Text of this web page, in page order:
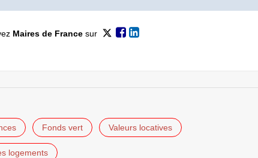
Maires de Francesur
Fonds vert Valeurs locatives
logements